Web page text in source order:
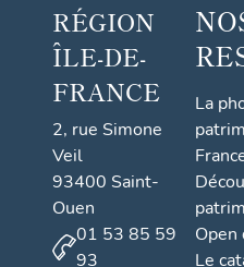
RÉGION
ÎLE-DE-
FRANCE
2, rue Simone
Veil
93400 Saint-
Ouen
01 53 85 59
93
La
Open
Le